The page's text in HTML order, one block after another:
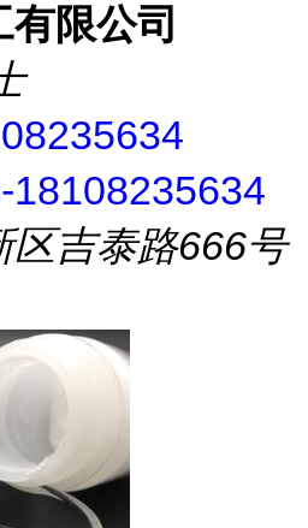
限公司
18108235634
区吉泰路666号